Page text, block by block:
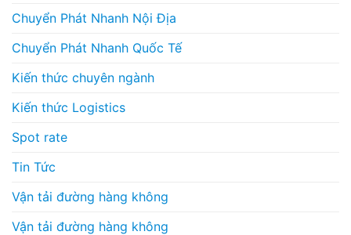
Chuyển Phát Nhanh Nội Địa
Chuyển Phát Nhanh Quốc Tế
Kiến thức chuyên ngành
Kiến thức Logistics
Spot rate
Tin Tức
Vận tải đường hàng không
Vận tải đường hàng không